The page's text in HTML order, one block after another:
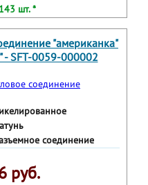
шт. *
"американка"
- SFT-0059-000002
соединение
руб.